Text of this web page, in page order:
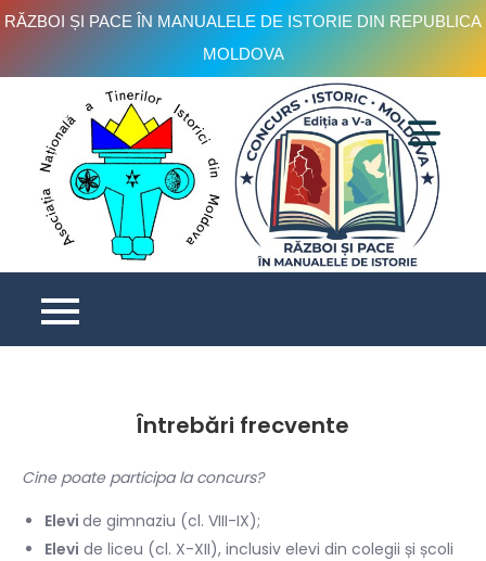
RĂZBOI ȘI PACE ÎN MANUALELE DE ISTORIE DIN REPUBLICA
MOLDOVA
content
Întrebări frecvente
Cine poate participa la concurs?
Elevi de gimnaziu (cl. VIII-IX);
Elevi de liceu (cl. X-XII), inclusiv elevi din colegii și școli